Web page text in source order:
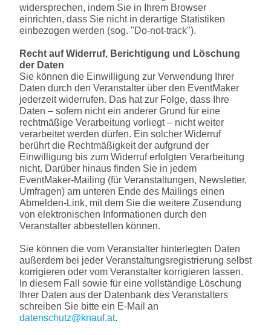
widersprechen, indem Sie in Ihrem Browser
einrichten, dass Sie nicht in derartige Statistiken
einbezogen werden (sog. "Do-not-track").
Recht auf Widerruf, Berichtigung und Löschung
der Daten
Sie können die Einwilligung zur Verwendung Ihrer
Daten durch den Veranstalter über den EventMaker
jederzeit widerrufen. Das hat zur Folge, dass Ihre
Daten – sofern nicht ein anderer Grund für eine
rechtmäßige Verarbeitung vorliegt – nicht weiter
verarbeitet werden dürfen. Ein solcher Widerruf
berührt die Rechtmäßigkeit der aufgrund der
Einwilligung bis zum Widerruf erfolgten Verarbeitung
nicht. Darüber hinaus finden Sie in jedem
EventMaker-Mailing (für Veranstaltungen, Newsletter,
Umfragen) am unteren Ende des Mailings einen
Abmelden-Link, mit dem Sie die weitere Zusendung
von elektronischen Informationen durch den
Veranstalter abbestellen können.
Sie können die vom Veranstalter hinterlegten Daten
außerdem bei jeder Veranstaltungsregistrierung selbst
korrigieren oder vom Veranstalter korrigieren lassen.
In diesem Fall sowie für eine vollständige Löschung
Ihrer Daten aus der Datenbank des Veranstalters
schreiben Sie bitte ein E-Mail an
datenschutz@knauf.at.